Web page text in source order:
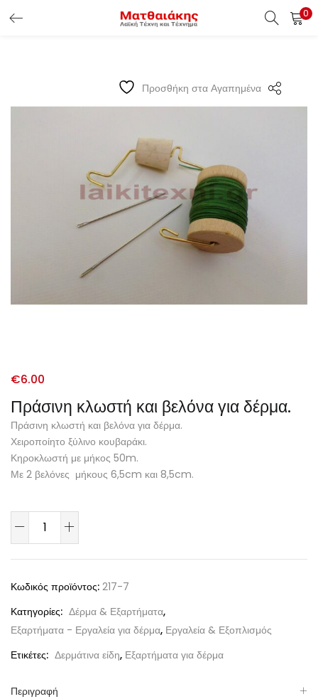
0
Προσθήκη στα Αγαπημένα
Πράσινη κλωστή και βελόνα για δέρμα.
€6.00
Πράσινη κλωστή και βελόνα για δέρμα.
Χειροποίητο ξύλινο κουβαράκι.
Κηροκλωστή με μήκος 50m.
Με 2 βελόνες μήκους 6,5cm και 8,5cm.
Κωδικός προϊόντος: 217-7
Κατηγορίες: Δέρμα & Εξαρτήματα,
Εξαρτήματα - Εργαλεία για δέρμα, Εργαλεία & Εξοπλισμός
Ετικέτες: Δερμάτινα είδη, Εξαρτήματα για δέρμα
Περιγραφή
ΕΊΣΟΔΟΣ ΠΕΛΑΤΏΝ
Υπενθύμιση κωδικού
Είσοδος Πελατών
Χάσατε τον κωδικό σας ?